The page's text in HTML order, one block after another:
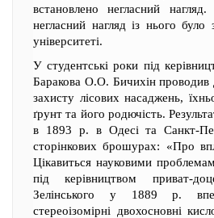
встановлено негласний
негласний нагляд із нього було
університеті.
У студентські роки під
Баракова О.О. Бичихін проводив
захисту лісових насаджень,
ґрунт та його родючість.
в 1893 р. в Одесі та Санкт-
сторінкових брошурах: «Про
Цікавиться науковими
під керівництвом приват-
Зелінського у 1889 р.
стереоізомірні двохосновні